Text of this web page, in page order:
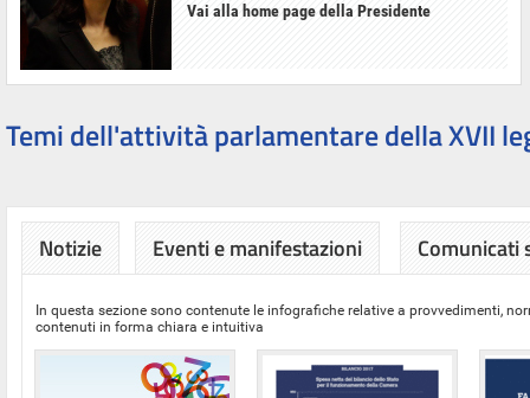
Vai alla home page della Presidente
Temi dell'attività parlamentare della XVII
Notizie Eventi e manifestazioni Comunicati
In questa sezione sono contenute le infografiche relative a provvedimenti,
contenuti in forma chiara e intuitiva